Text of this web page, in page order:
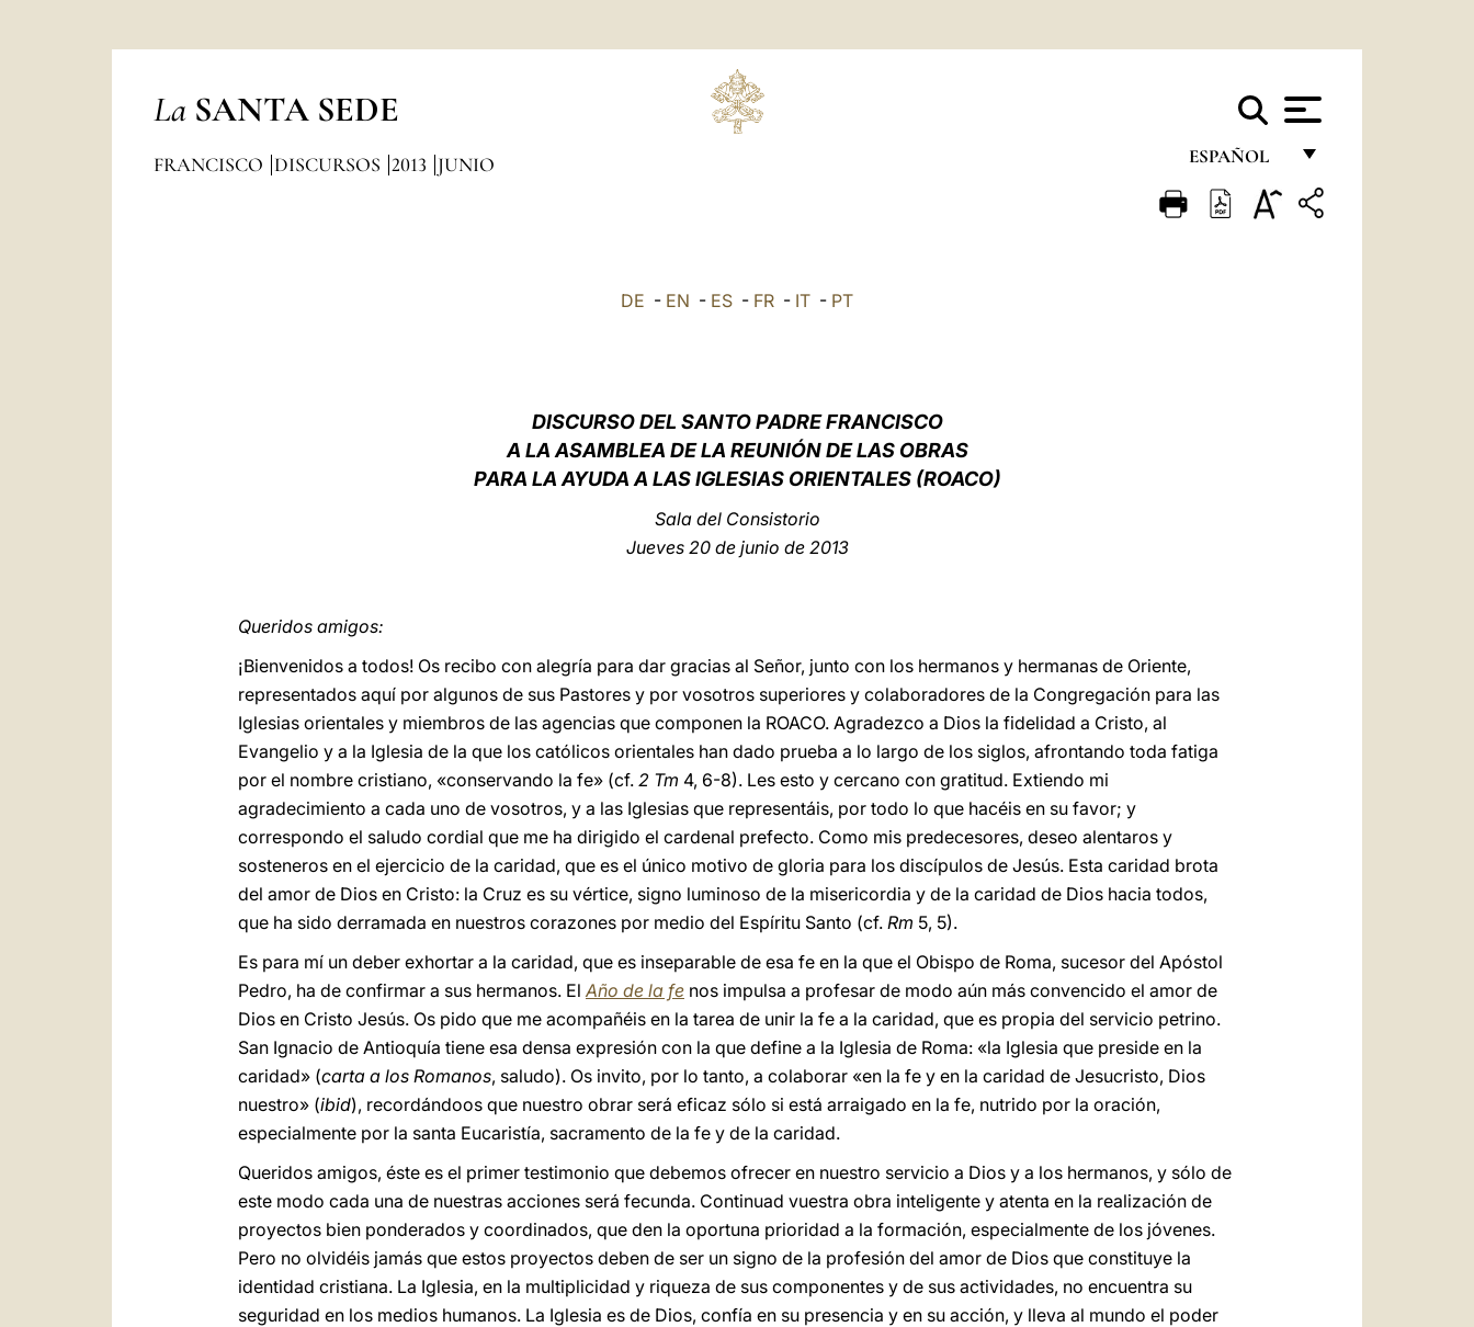
La SANTA SEDE
ESPAÑOL
FRANÇAIS
FRANCISCO DISCURSOS 2013 JUNIO
DE - EN - ES - FR - IT - PT
DISCURSO DEL SANTO PADRE FRANCISCO
A LA ASAMBLEA DE LA REUNIÓN DE LAS OBRAS
PARA LA AYUDA A LAS IGLESIAS ORIENTALES (ROACO)
Sala del Consistorio
Jueves 20 de junio de 2013
Queridos amigos:
¡Bienvenidos a todos! Os recibo con alegría para dar gracias al Señor, junto con los hermanos y hermanas de Oriente,
representados aquí por algunos de sus Pastores y por vosotros superiores y colaboradores de la Congregación para las
Iglesias orientales y miembros de las agencias que componen la ROACO. Agradezco a Dios la fidelidad a Cristo, al
Evangelio y a la Iglesia de la que los católicos orientales han dado prueba a lo largo de los siglos, afrontando toda fatiga
por el nombre cristiano, «conservando la fe» (cf. 2 Tm 4, 6-8). Les esto y cercano con gratitud. Extiendo mi
agradecimiento a cada uno de vosotros, y a las Iglesias que representáis, por todo lo que hacéis en su favor; y
correspondo el saludo cordial que me ha dirigido el cardenal prefecto. Como mis predecesores, deseo alentaros y
sosteneros en el ejercicio de la caridad, que es el único motivo de gloria para los discípulos de Jesús. Esta caridad brota
del amor de Dios en Cristo: la Cruz es su vértice, signo luminoso de la misericordia y de la caridad de Dios hacia todos,
que ha sido derramada en nuestros corazones por medio del Espíritu Santo (cf. Rm 5, 5).
Es para mí un deber exhortar a la caridad, que es inseparable de esa fe en la que el Obispo de Roma, sucesor del Apóstol
Pedro, ha de confirmar a sus hermanos. El Año de la fe nos impulsa a profesar de modo aún más convencido el amor de
Dios en Cristo Jesús. Os pido que me acompañéis en la tarea de unir la fe a la caridad, que es propia del servicio petrino.
San Ignacio de Antioquía tiene esa densa expresión con la que define a la Iglesia de Roma: «la Iglesia que preside en la
caridad» (carta a los Romanos, saludo). Os invito, por lo tanto, a colaborar «en la fe y en la caridad de Jesucristo, Dios
nuestro» (ibid), recordándoos que nuestro obrar será eficaz sólo si está arraigado en la fe, nutrido por la oración,
especialmente por la santa Eucaristía, sacramento de la fe y de la caridad.
Queridos amigos, éste es el primer testimonio que debemos ofrecer en nuestro servicio a Dios y a los hermanos, y sólo de
este modo cada una de nuestras acciones será fecunda. Continuad vuestra obra inteligente y atenta en la realización de
proyectos bien ponderados y coordinados, que den la oportuna prioridad a la formación, especialmente de los jóvenes.
Pero no olvidéis jamás que estos proyectos deben de ser un signo de la profesión del amor de Dios que constituye la
identidad cristiana. La Iglesia, en la multiplicidad y riqueza de sus componentes y de sus actividades, no encuentra su
seguridad en los medios humanos. La Iglesia es de Dios, confía en su presencia y en su acción, y lleva al mundo el poder